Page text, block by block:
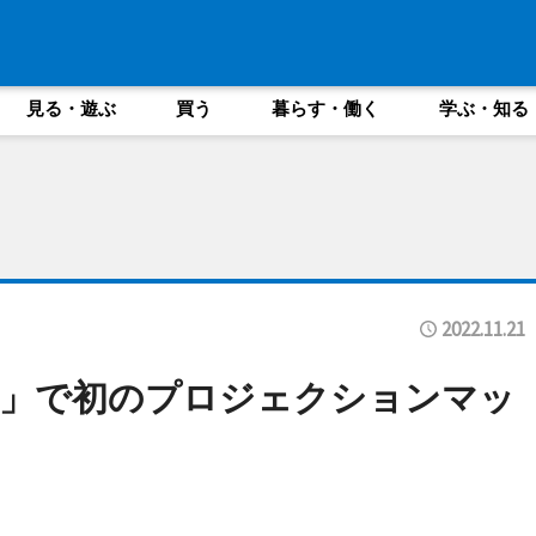
見る・遊ぶ 買う 暮らす・働く 学ぶ・知る
2022.11.21
で初のプロジェクションマッ